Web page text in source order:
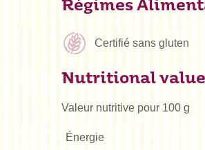
Régimes
Certifié sans gluten
Nutritional
Valeur nutritive pour 100 g
Énergie